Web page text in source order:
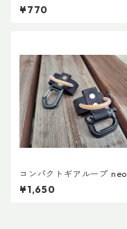
¥770
コンパクトギアループ neo
¥1,650